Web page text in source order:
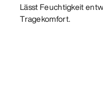
Lässt Feuchtigkeit
Tragekomfort.